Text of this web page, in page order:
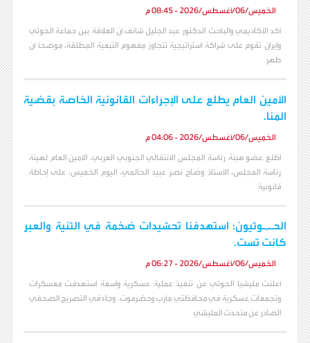
الخميس/06/أغسطس/2026 - 08:45 م
أكد الأكاديمي والباحث الدكتور عبد الجليل شائف أن العلاقة بين جماعة الحوثي
وإيران تقوم على شراكة استراتيجية تتجاوز مفهوم التبعية المطلقة، موضحاً أن
طهر
الأمين العام يطلع على الإجراءات القانونية الخاصة بقضية
المنا.
الخميس/06/أغسطس/2026 - 04:06 م
اطّلع عضو هيئة رئاسة المجلس الانتقالي الجنوبي العربي، الأمين العام لهيئة
رئاسة المجلس، الأستاذ وضاح نصر عبيد الحالمي، اليوم الخميس، على إحاطة
قانونية
الحـ,ـوثيون: استهدفنا تحشيدات ضخمة في الثنية والعبر
كانت تست.
الخميس/06/أغسطس/2026 - 06:27 م
أعلنت مليشيا الحوثي عن تنفيذ عملية عسكرية واسعة استهدفت معسكرات
وتجمعات عسكرية في محافظتي مأرب وحضرموت. وجاء في التصريح الصحفي
الصادر عن متحدث المليشي